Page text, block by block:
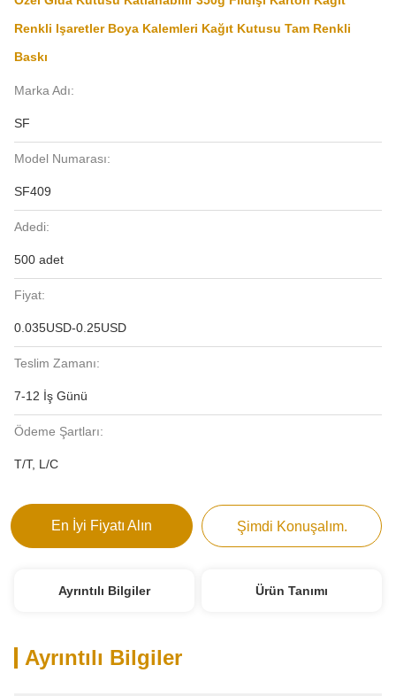
Renkli Işaretler Boya Kalemleri Kağıt Kutusu Tam Renkli
Baskı
Marka Adı:
SF
Model Numarası:
SF409
Adedi:
500 adet
Fiyat:
0.035USD-0.25USD
Teslim Zamanı:
7-12 İş Günü
Ödeme Şartları:
T/T, L/C
En İyi Fiyatı Alın Şimdi Konuşalım.
Ayrıntılı Bilgiler Ürün Tanımı
Ayrıntılı Bilgiler